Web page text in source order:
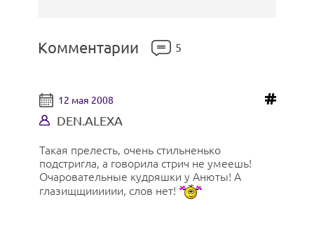
Комментарии 5
12 мая 2008
DEN.ALEXA
Такая прелесть, очень стильненько
подстригла, а говорила стрич не умеешь!
Очаровательные кудряшки у Анюты! А
глазищщииииии, слов нет!